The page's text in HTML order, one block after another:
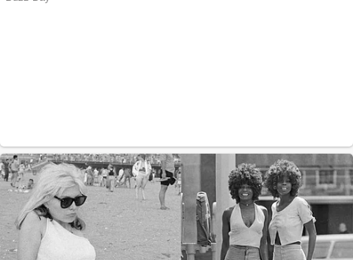
România
Răcitor de apă
CW5000 pentru
freze cu laser fără
metale